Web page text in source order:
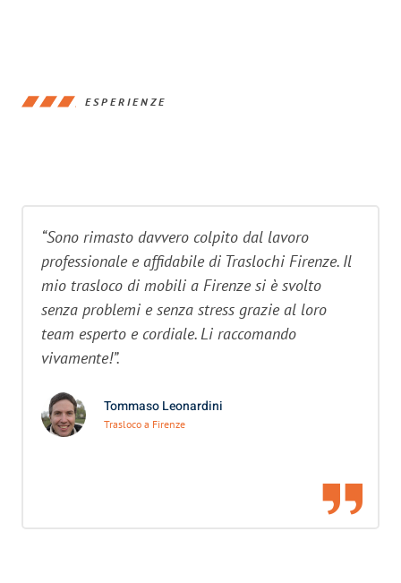
ESPERIENZE
“Sono rimasto davvero colpito dal lavoro
professionale e affidabile di Traslochi Firenze. Il
mio trasloco di mobili a Firenze si è svolto
senza problemi e senza stress grazie al loro
team esperto e cordiale. Li raccomando
vivamente!”.
Tommaso Leonardini
Trasloco a Firenze